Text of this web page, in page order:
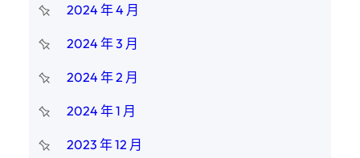
2024 年 4 月
2024 年 3 月
2024 年 2 月
2024 年 1 月
2023 年 12 月